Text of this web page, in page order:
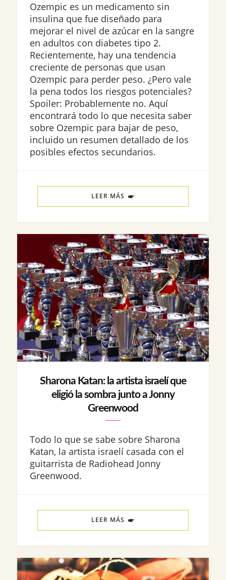
Ozempic es un medicamento sin
insulina que fue diseñado para
mejorar el nivel de azúcar en la sangre
en adultos con diabetes tipo 2.
Recientemente, hay una tendencia
creciente de personas que usan
Ozempic para perder peso. ¿Pero vale
la pena todos los riesgos potenciales?
Spoiler: Probablemente no. Aquí
encontrará todo lo que necesita saber
sobre Ozempic para bajar de peso,
incluido un resumen detallado de los
posibles efectos secundarios.
LEER MÁS
Sharona Katan: la artista israelí que
eligió la sombra junto a Jonny
Greenwood
Todo lo que se sabe sobre Sharona
Katan, la artista israelí casada con el
guitarrista de Radiohead Jonny
Greenwood.
LEER MÁS